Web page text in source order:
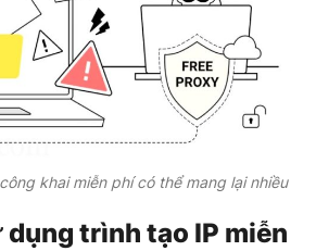
khai miễn phí có thể mang lại nhiều
dụng trình tạo IP miễn